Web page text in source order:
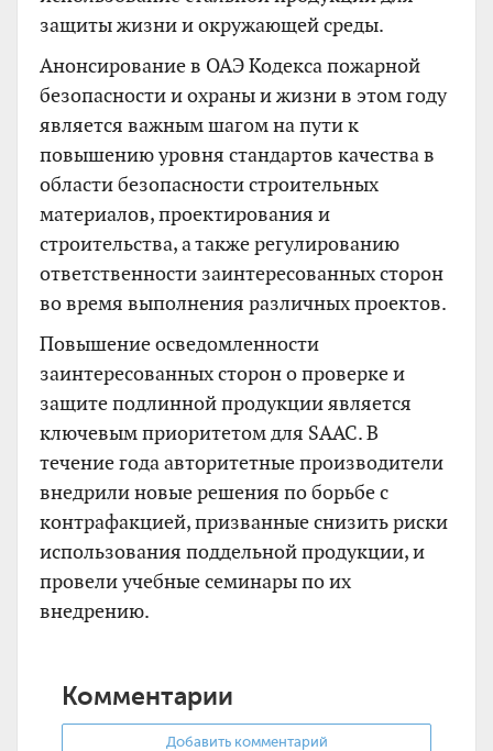
защиты жизни и окружающей среды.
Анонсирование в ОАЭ Кодекса пожарной
безопасности и охраны и жизни в этом году
является важным шагом на пути к
повышению уровня стандартов качества в
области безопасности строительных
материалов, проектирования и
строительства, а также регулированию
ответственности заинтересованных сторон
во время выполнения различных проектов.
Повышение осведомленности
заинтересованных сторон о проверке и
защите подлинной продукции является
ключевым приоритетом для SAAC. В
течение года авторитетные производители
внедрили новые решения по борьбе с
контрафакцией, призванные снизить риски
использования поддельной продукции, и
провели учебные семинары по их
внедрению.
Комментарии
Добавить комментарий